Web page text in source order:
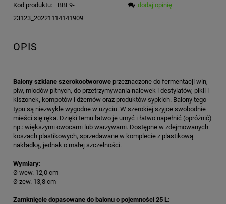
Kod produktu:
BBE9-
23123_20221114141909
dodaj opinię
OPIS
Balony szklane szerokootworowe przeznaczone do fermentacji win,
piw, miodów pitnych, do przetrzymywania nalewek i destylatów, pikli i
kiszonek, kompotów i dżemów oraz produktów sypkich. Balony tego
typu są niezwykle wygodne w użyciu. W szerokiej szyjce swobodnie
mieści się ręka. Dzięki temu łatwo je umyć i łatwo napełnić (opróżnić)
np.: większymi owocami lub warzywami. Dostępne w zdejmowanych
koszach plastikowych, sprzedawane w komplecie z plastikową
nakładką, jednak o małej szczelności.
Wymiary:
Ø wew. 12,0 cm
Ø zew. 13,8 cm
Zamknięcie dopasowane do balonu o pojemności 25 L: